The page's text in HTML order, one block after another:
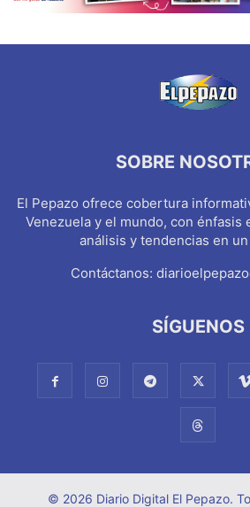
SOBRE
El Pepazo ofrece cobertura
Venezuela y el mundo, con énfasis
análisis y tendencias en
Contáctanos:
SÍGUENOS
© 2026 Diario Digital El Pepazo.